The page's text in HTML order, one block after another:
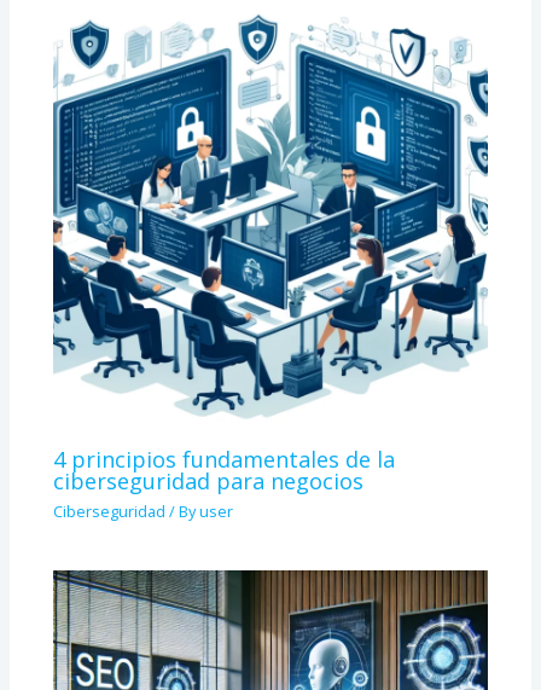
4 principios fundamentales de la
ciberseguridad para negocios
Ciberseguridad / Byuser